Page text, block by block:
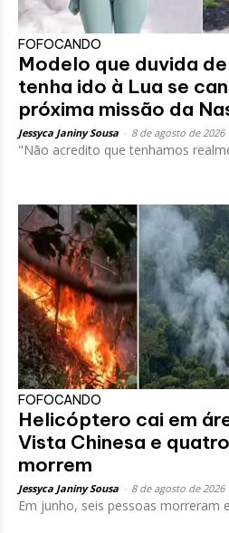
FOFOCANDO
Modelo que duvida
tenha ido à Lua se
próxima missão da
Jessyca Janiny Sousa 8 de agosto de 2026
"Não acredito que tenhamos
FOFOCANDO
Helicóptero cai em
Vista Chinesa e
morrem
Jessyca Janiny Sousa 8 de agosto de 2026
Em junho, seis pessoas morreram